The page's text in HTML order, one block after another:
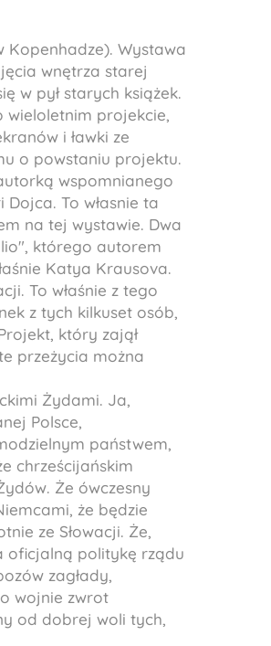
Kopenhadze). Wystawa
wnętrza starej
w pył starych książek.
projekcie,
i ławki ze
o powstaniu projektu.
wspomnianego
To własnie ta
na tej wystawie. Dwa
którego autorem
Katya Krausova.
To właśnie z tego
z tych kilkuset osób,
który zajął
przeżycia można
Żydami. Ja,
Polsce,
państwem,
chrześcijańskim
Że ówczesny
że będzie
ze Słowacji. Że,
oficjalną politykę rządu
zagłady,
wojnie zwrot
od dobrej woli tych,